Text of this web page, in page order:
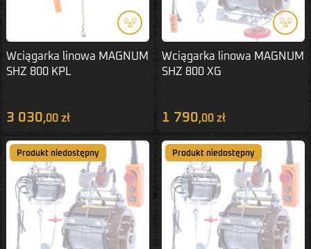
Wciągarka linowa MAGNUM
SHZ 800 KPL
3 030,00 zł
Wciągarka linowa MAGNUM
SHZ 800 XG
1 790,00 zł
Produkt niedostępny Produkt niedostępny